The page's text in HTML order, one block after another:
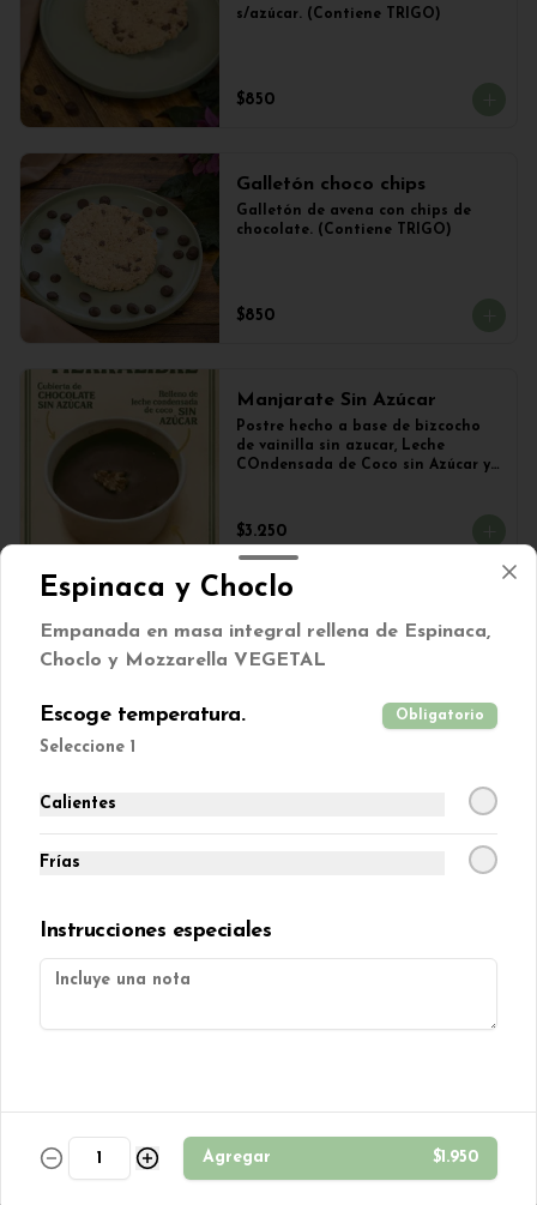
s/azúcar. (Contiene TRIGO)
$850
Galletón choco chips
Galletón de avena con chips de
chocolate. (Contiene TRIGO)
$850
Manjarate Sin Azúcar
Postre hecho a base de bizcocho
de vainilla sin azucar, Leche
COndensada de Coco sin Azúcar y
$3.250
nuez sin azúcar
Muffin manzana, canela y nuez
Muffins banana split
$850
$850
Espinaca y Choclo
Empanada en masa integral rellena de Espinaca,
Choclo y Mozzarella VEGETAL
Escoge temperatura. Obligatorio
Seleccione 1
Calientes
Frías
Instrucciones especiales
Agregar $1.950